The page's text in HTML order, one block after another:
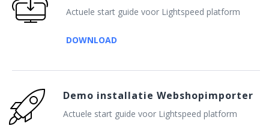
Actuele start guide voor Lightspeed platform
DOWNLOAD
Demo installatie Webshopimporter
Actuele start guide voor Lightspeed platform